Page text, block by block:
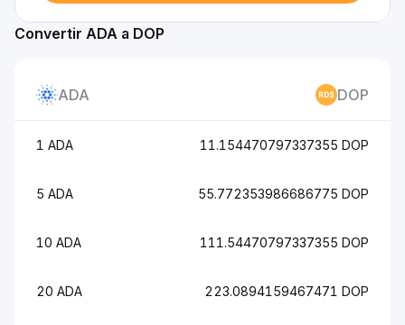
Convertir ADA a DOP
ADA DOP
1 ADA 11.154470797337355 DOP
5 ADA 55.772353986686775 DOP
10 ADA 111.54470797337355 DOP
20 ADA 223.0894159467471 DOP